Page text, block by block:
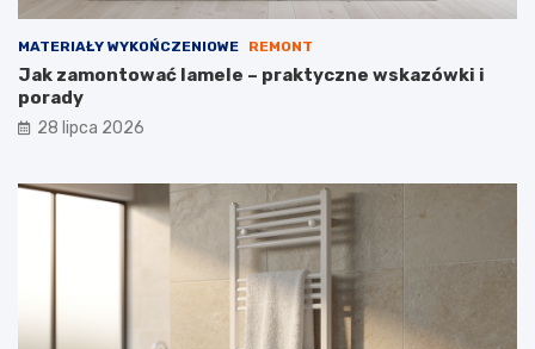
MATERIAŁY WYKOŃCZENIOWE REMONT
Jak zamontować lamele – praktyczne wskazówki i
porady
28 lipca 2026